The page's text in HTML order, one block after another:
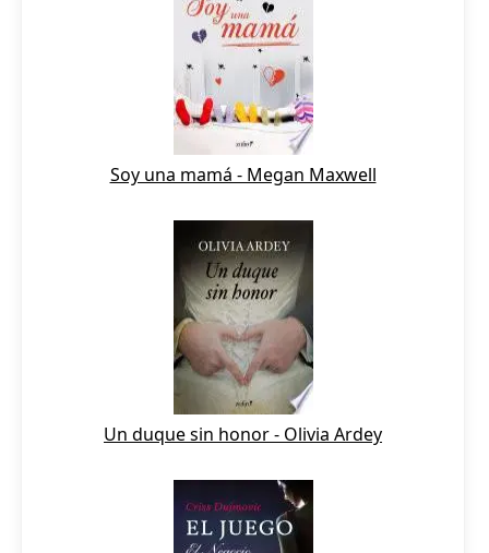
Soy una mamá - Megan Maxwell
Un duque sin honor - Olivia Ardey